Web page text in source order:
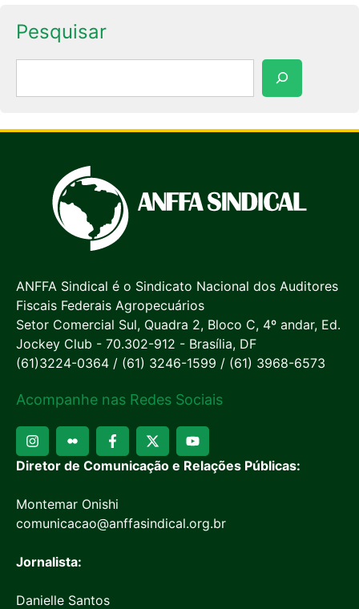
Pesquisar
ANFFA Sindical é o Sindicato Nacional dos Auditores
Fiscais Federais Agropecuários
Setor Comercial Sul, Quadra 2, Bloco C, 4º andar, Ed.
Jockey Club - 70.302-912 - Brasília, DF
(61)3224-0364 / (61) 3246-1599 / (61) 3968-6573
Acompanhe nas Redes Sociais
Diretor de Comunicação e Relações Públicas:
Montemar Onishi
comunicacao@anffasindical.org.br
Jornalista:
Danielle Santos